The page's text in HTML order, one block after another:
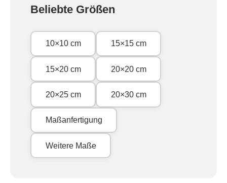
Beliebte Größen
10×10 cm 15×15 cm
15×20 cm 20×20 cm
20×25 cm 20×30 cm
Maßanfertigung
Weitere Maße